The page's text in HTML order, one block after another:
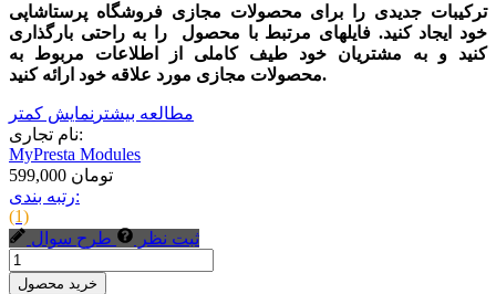
ترکیبات جدیدی را برای محصولات مجازی فروشگاه پرستاشاپی
خود ایجاد کنید. فایلهای مرتبط با محصول را به راحتی بارگذاری
کنید و به مشتریان خود طیف کاملی از اطلاعات مربوط به
محصولات مجازی مورد علاقه خود ارائه کنید.
مطالعه بیشتر نمایش کمتر
نام تجاری:
MyPresta Modules
599,000 تومان
رتبه بندی:
(1)
ثبت نظر
طرح سوال
خرید محصول